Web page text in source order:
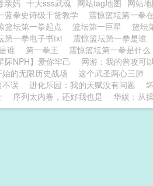
亲妈 十大sss武魂 网站tag地图 网站
蓝拳史诗级干货教学 震惊篮坛第一拳
篮坛第一拳起点 篮坛第一巨星 篮坛
第一拳电子书txt 震惊篮坛第一拳是谁
谁 第一拳王 震惊篮坛第一拳是什么
际NPH】爱你牢己 网游：我的普攻可
的无限历史战场 这个武圣两心三肺
误 进化乐园：我的天赋没有问题
序列太内卷，还好我也是 华娱：从